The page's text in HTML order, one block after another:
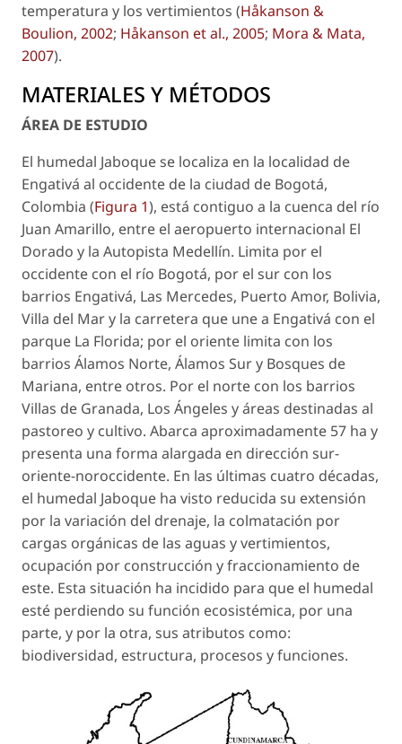
temperatura y los vertimientos (Håkanson &
Boulion, 2002; Håkanson et al., 2005; Mora & Mata,
2007).
MATERIALES Y MÉTODOS
ÁREA DE ESTUDIO
El humedal Jaboque se localiza en la localidad de
Engativá al occidente de la ciudad de Bogotá,
Colombia (Figura 1), está contiguo a la cuenca del río
Juan Amarillo, entre el aeropuerto internacional El
Dorado y la Autopista Medellín. Limita por el
occidente con el río Bogotá, por el sur con los
barrios Engativá, Las Mercedes, Puerto Amor, Bolivia,
Villa del Mar y la carretera que une a Engativá con el
parque La Florida; por el oriente limita con los
barrios Álamos Norte, Álamos Sur y Bosques de
Mariana, entre otros. Por el norte con los barrios
Villas de Granada, Los Ángeles y áreas destinadas al
pastoreo y cultivo. Abarca aproximadamente 57 ha y
presenta una forma alargada en dirección sur-
oriente-noroccidente. En las últimas cuatro décadas,
el humedal Jaboque ha visto reducida su extensión
por la variación del drenaje, la colmatación por
cargas orgánicas de las aguas y vertimientos,
ocupación por construcción y fraccionamiento de
este. Esta situación ha incidido para que el humedal
esté perdiendo su función ecosistémica, por una
parte, y por la otra, sus atributos como:
biodiversidad, estructura, procesos y funciones.